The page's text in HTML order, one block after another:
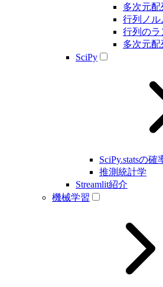
多次元配
行列ノル
行列のラ
多次元配
SciPy
SciPy.statsの確
推測統計学
Streamlit紹介
機械学習